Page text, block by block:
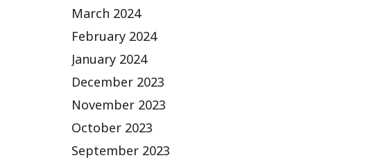
March 2024
February 2024
January 2024
December 2023
November 2023
October 2023
September 2023